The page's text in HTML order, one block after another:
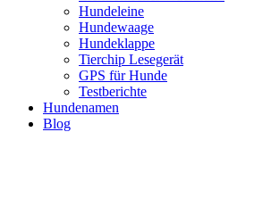
Hundeleine
Hundewaage
Hundeklappe
Tierchip Lesegerät
GPS für Hunde
Testberichte
Hundenamen
Blog